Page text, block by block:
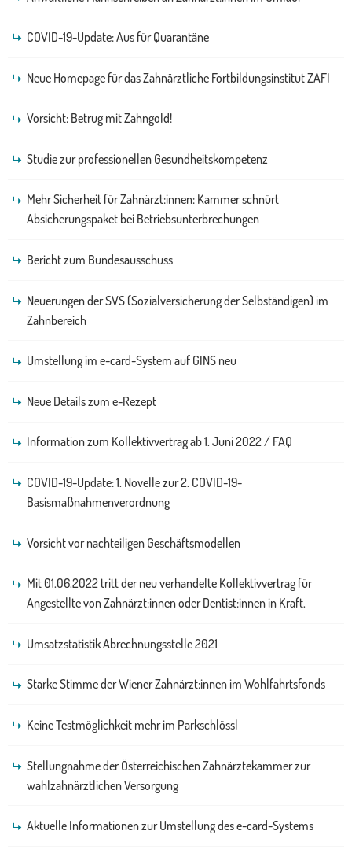
COVID-19-Update: Aus für Quarantäne
Neue Homepage für das Zahnärztliche Fortbildungsinstitut ZAFI
Vorsicht: Betrug mit Zahngold!
Studie zur professionellen Gesundheitskompetenz
Mehr Sicherheit für Zahnärzt:innen: Kammer schnürt
Absicherungspaket bei Betriebsunterbrechungen
Bericht zum Bundesausschuss
Neuerungen der SVS (Sozialversicherung der Selbständigen) im
Zahnbereich
Umstellung im e-card-System auf GINS neu
Neue Details zum e-Rezept
Information zum Kollektivvertrag ab 1. Juni 2022 / FAQ
COVID-19-Update: 1. Novelle zur 2. COVID-19-
Basismaßnahmenverordnung
Vorsicht vor nachteiligen Geschäftsmodellen
Mit 01.06.2022 tritt der neu verhandelte Kollektivvertrag für
Angestellte von Zahnärzt:innen oder Dentist:innen in Kraft.
Umsatzstatistik Abrechnungsstelle 2021
Starke Stimme der Wiener Zahnärzt:innen im Wohlfahrtsfonds
Keine Testmöglichkeit mehr im Parkschlössl
Stellungnahme der Österreichischen Zahnärztekammer zur
wahlzahnärztlichen Versorgung
Aktuelle Informationen zur Umstellung des e-card-Systems